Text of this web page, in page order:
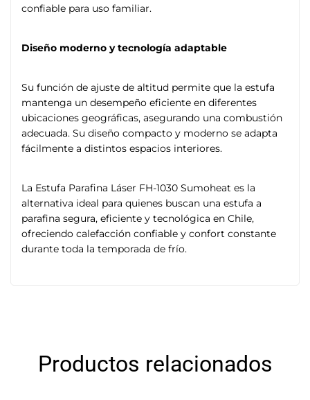
confiable para uso familiar.
Diseño moderno y tecnología adaptable
Su función de ajuste de altitud permite que la estufa
mantenga un desempeño eficiente en diferentes
ubicaciones geográficas, asegurando una combustión
adecuada. Su diseño compacto y moderno se adapta
fácilmente a distintos espacios interiores.
La Estufa Parafina Láser FH-1030 Sumoheat es la
alternativa ideal para quienes buscan una estufa a
parafina segura, eficiente y tecnológica en Chile,
ofreciendo calefacción confiable y confort constante
durante toda la temporada de frío.
Productos relacionados